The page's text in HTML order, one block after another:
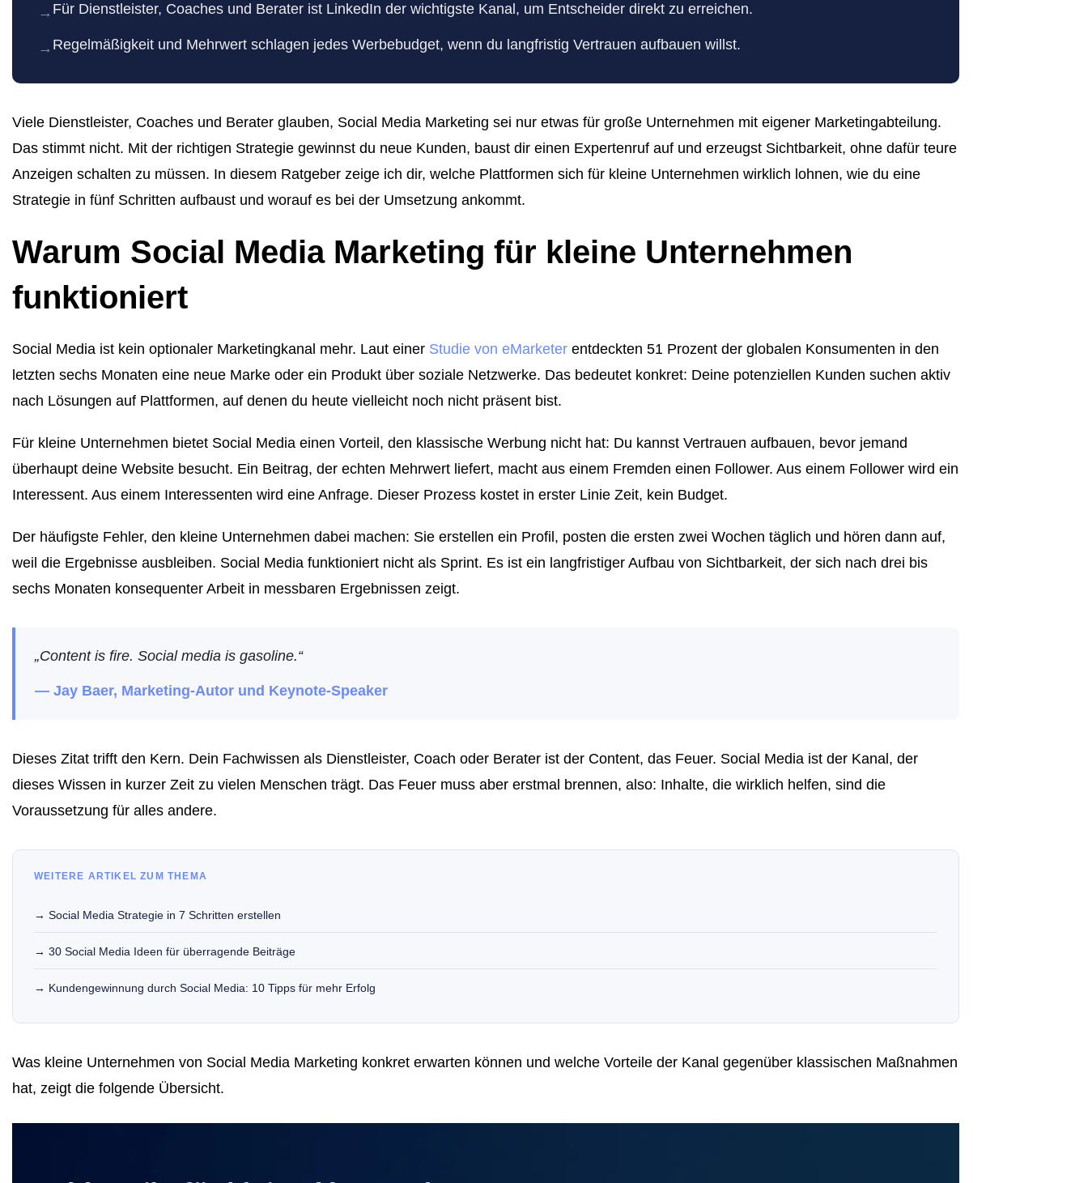
→ Für Dienstleister, Coaches und Berater ist LinkedIn der wichtigste Kanal, um Entscheider direkt zu erreichen.
→ Regelmäßigkeit und Mehrwert schlagen jedes Werbebudget, wenn du langfristig Vertrauen aufbauen willst.
Viele Dienstleister, Coaches und Berater glauben, Social Media Marketing sei nur etwas für große Unternehmen mit eigener Marketingabteilung.
Das stimmt nicht. Mit der richtigen Strategie gewinnst du neue Kunden, baust dir einen Expertenruf auf und erzeugst Sichtbarkeit, ohne dafür teure
Anzeigen schalten zu müssen. In diesem Ratgeber zeige ich dir, welche Plattformen sich für kleine Unternehmen wirklich lohnen, wie du eine
Strategie in fünf Schritten aufbaust und worauf es bei der Umsetzung ankommt.
Warum Social Media Marketing für kleine Unternehmen
funktioniert
Social Media ist kein optionaler Marketingkanal mehr. Laut einer Studie von eMarketer entdeckten 51 Prozent der globalen Konsumenten in den
letzten sechs Monaten eine neue Marke oder ein Produkt über soziale Netzwerke. Das bedeutet konkret: Deine potenziellen Kunden suchen aktiv
nach Lösungen auf Plattformen, auf denen du heute vielleicht noch nicht präsent bist.
Für kleine Unternehmen bietet Social Media einen Vorteil, den klassische Werbung nicht hat: Du kannst Vertrauen aufbauen, bevor jemand
überhaupt deine Website besucht. Ein Beitrag, der echten Mehrwert liefert, macht aus einem Fremden einen Follower. Aus einem Follower wird ein
Interessent. Aus einem Interessenten wird eine Anfrage. Dieser Prozess kostet in erster Linie Zeit, kein Budget.
Der häufigste Fehler, den kleine Unternehmen dabei machen: Sie erstellen ein Profil, posten die ersten zwei Wochen täglich und hören dann auf,
weil die Ergebnisse ausbleiben. Social Media funktioniert nicht als Sprint. Es ist ein langfristiger Aufbau von Sichtbarkeit, der sich nach drei bis
sechs Monaten konsequenter Arbeit in messbaren Ergebnissen zeigt.
„Content is fire. Social media is gasoline.“
— Jay Baer, Marketing-Autor und Keynote-Speaker
Dieses Zitat trifft den Kern. Dein Fachwissen als Dienstleister, Coach oder Berater ist der Content, das Feuer. Social Media ist der Kanal, der
dieses Wissen in kurzer Zeit zu vielen Menschen trägt. Das Feuer muss aber erstmal brennen, also: Inhalte, die wirklich helfen, sind die
Voraussetzung für alles andere.
WEITERE ARTIKEL ZUM THEMA
→ Social Media Strategie in 7 Schritten erstellen
→ 30 Social Media Ideen für überragende Beiträge
→ Kundengewinnung durch Social Media: 10 Tipps für mehr Erfolg
Was kleine Unternehmen von Social Media Marketing konkret erwarten können und welche Vorteile der Kanal gegenüber klassischen Maßnahmen
hat, zeigt die folgende Übersicht.